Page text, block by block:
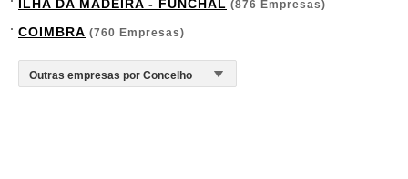
ILHA DA MADEIRA - FUNCHAL (876 Empresas)
COIMBRA (760 Empresas)